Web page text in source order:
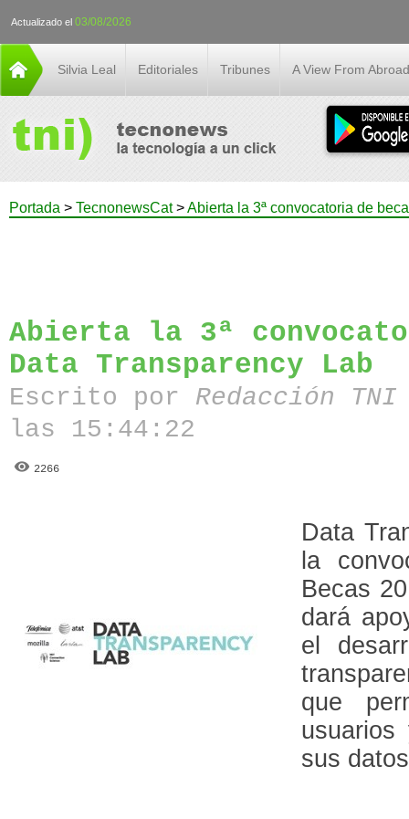
Actualizado el 03/08/2026
Silvia Leal Editoriales Tribunes A View From Abroad
Portada > TecnonewsCat >Abierta la 3ª convocatoria de
Abierta la 3ª
Data Transparency Lab
Escrito por Redacción
las 15:44:22
2266
Data
la
Becas
dará
el
que
sus